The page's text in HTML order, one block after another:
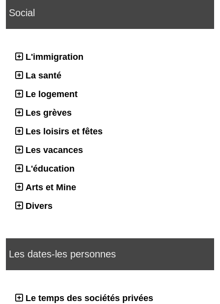
Social
L'immigration
La santé
Le logement
Les grèves
Les loisirs et fêtes
Les vacances
L'éducation
Arts et Mine
Divers
Les dates-les personnes
Le temps des sociétés privées